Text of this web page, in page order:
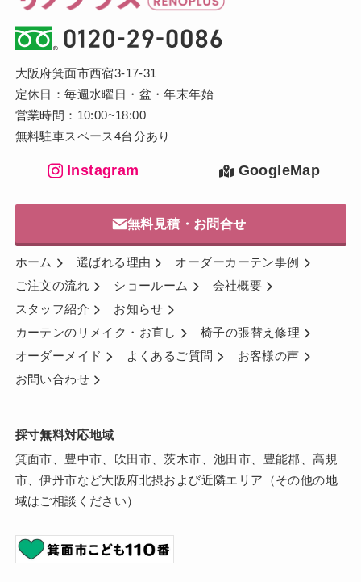
大阪府箕面市西宿3-17-31
定休日：毎週水曜日・盆・年末年始
営業時間：10:00~18:00
無料駐車スペース4台分あり
Instagram GoogleMap
無料見積・お問合せ
ホーム 選ばれる理由
オーダーカーテン事例
ご注文の流れ
ショールーム
会社概要
スタッフ紹介
お知らせ
カーテンのリメイク・お直し
椅子の張替え修理
オーダーメイド
よくあるご質問
お客様の声
お問い合わせ
採寸無料対応地域
箕面市、豊中市、吹田市、茨木市、池田市、豊能郡、高規
市、伊丹市など大阪府北摂および近隣エリア（その他の地
域はご相談ください）